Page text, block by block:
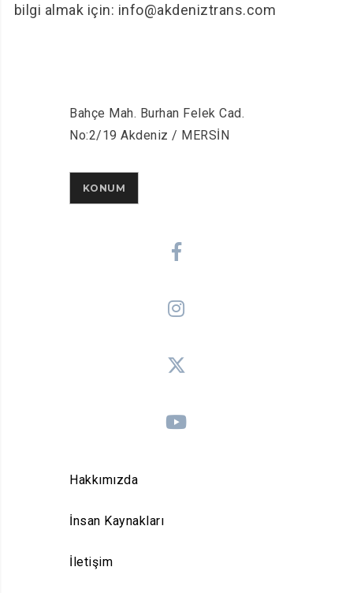
bilgi almak için: info@akdeniztrans.com
Bahçe Mah. Burhan Felek Cad.
No:2/19 Akdeniz / MERSİN
KONUM
Hakkımızda
İnsan Kaynakları
İletişim